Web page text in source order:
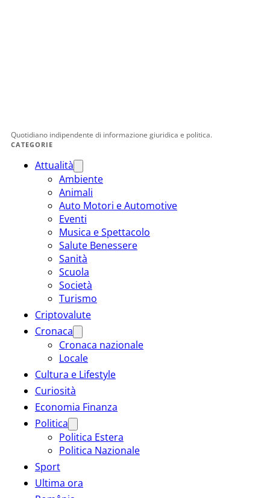
Quotidiano indipendente di informazione giuridica e politica.
CATEGORIE
Attualità
Ambiente
Animali
Auto Motori e Automotive
Eventi
Musica e Spettacolo
Salute Benessere
Sanità
Scuola
Società
Turismo
Criptovalute
Cronaca
Cronaca nazionale
Locale
Cultura e Lifestyle
Curiosità
Economia Finanza
Politica
Politica Estera
Politica Nazionale
Sport
Ultima ora